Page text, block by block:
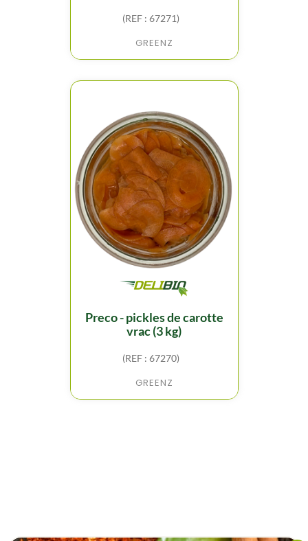
(REF : 67271)
GREENZ
preco - pickles de carotte
vrac (3 kg)
(REF : 67270)
GREENZ